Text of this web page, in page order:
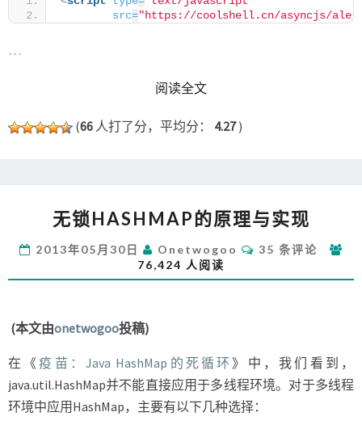
src="https://coolshell.cn/asyncjs/
…
阅读全文READ MORE
(66 人打了分，平均分： 4.27)
锁
的
原
无锁HASHMAP的原理与实现
2013年05月30日 Onetwogoo
评
论
35 条评论
76,424 人阅读
(本文由onetwogoo投稿)
在《疫苗：Java HashMap的死循环》中，我们看到，
java.util.HashMap并不能直接应用于多线程环境。对于多线程
环境中应用HashMap，主要有以下几种选择：